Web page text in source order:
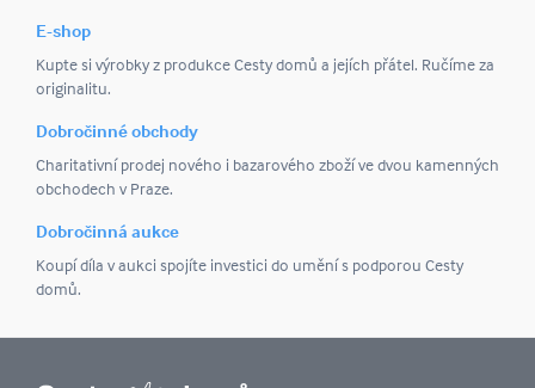
E-shop
Kupte si výrobky z produkce Cesty domů a jejích přátel. Ručíme za
originalitu.
Dobročinné obchody
Charitativní prodej nového i bazarového zboží ve dvou kamenných
obchodech v Praze.
Dobročinná aukce
Koupí díla v aukci spojíte investici do umění s podporou Cesty
domů.